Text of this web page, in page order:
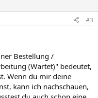
#3
Bestellung /
(Wartet)" bedeutet,
Wenn du mir deine
kann ich nachschauen,